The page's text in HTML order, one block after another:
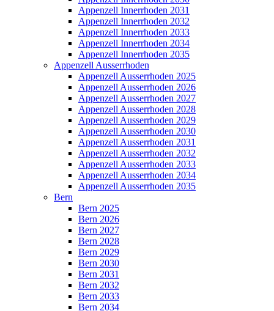
Appenzell Innerrhoden 2031
Appenzell Innerrhoden 2032
Appenzell Innerrhoden 2033
Appenzell Innerrhoden 2034
Appenzell Innerrhoden 2035
Appenzell Ausserrhoden
Appenzell Ausserrhoden 2025
Appenzell Ausserrhoden 2026
Appenzell Ausserrhoden 2027
Appenzell Ausserrhoden 2028
Appenzell Ausserrhoden 2029
Appenzell Ausserrhoden 2030
Appenzell Ausserrhoden 2031
Appenzell Ausserrhoden 2032
Appenzell Ausserrhoden 2033
Appenzell Ausserrhoden 2034
Appenzell Ausserrhoden 2035
Bern
Bern 2025
Bern 2026
Bern 2027
Bern 2028
Bern 2029
Bern 2030
Bern 2031
Bern 2032
Bern 2033
Bern 2034